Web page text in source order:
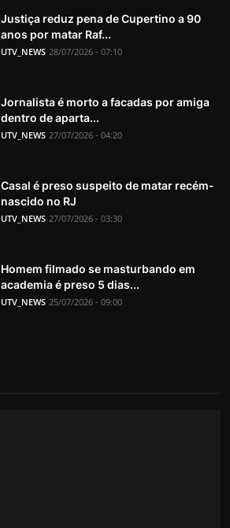
Justiça reduz pena de Cupertino a 90
anos por matar Raf...
UTV_NEWS 28/07/2026 - 07:10
Jornalista é morto a facadas por amiga
dentro de aparta...
UTV_NEWS 27/07/2026 - 04:20
Casal é preso suspeito de matar recém-
nascido no RJ
UTV_NEWS 27/07/2026 - 03:30
Homem filmado se masturbando em
academia é preso 5 dias...
UTV_NEWS 25/07/2026 - 09:00